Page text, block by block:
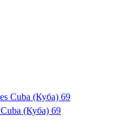
(Куба) 69